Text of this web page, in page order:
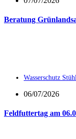
Beratung
Wasserschutz
06/07/2026
Feldfuttertag am